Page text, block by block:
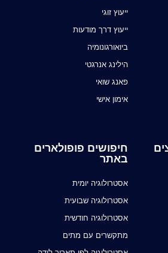
ייעוץ זוגי
ייעוץ דרך מודעות
ביואורגונומיה
הילינג אנרגטי
פאנג שואי
אימון אישי
חיפושים פופולארים
באתר
אסטרולוגיה יומית
אסטרולוגיה שבועית
אסטרולוגיה חודשית
מתקשרים עם מתים